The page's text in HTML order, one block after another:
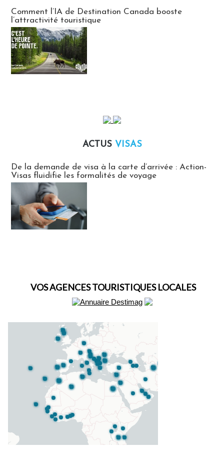
Comment l’IA de Destination Canada booste
l’attractivité touristique
ACTUS VISAS
De la demande de visa à la carte d’arrivée : Action-
Visas fluidifie les formalités de voyage
VOS AGENCES TOURISTIQUES LOCALES